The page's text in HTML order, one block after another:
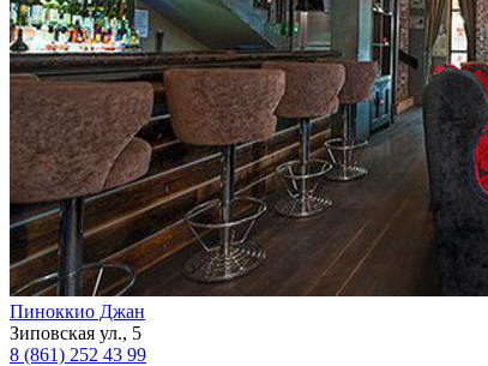
Пиноккио Джан
Зиповская ул., 5
8 (861) 252 43 99